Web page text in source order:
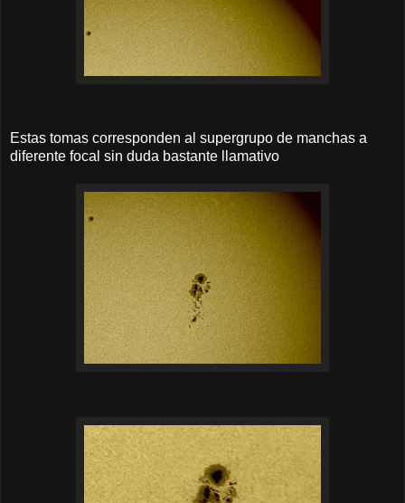
Estas tomas corresponden al supergrupo de manchas a
diferente focal sin duda bastante llamativo